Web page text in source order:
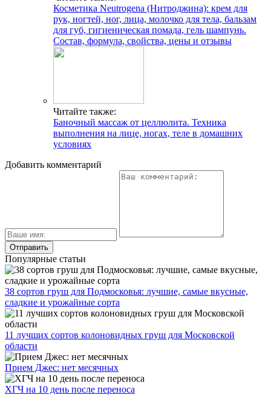
Косметика Neutrogena (Нитроджина): крем для
рук, ногтей, ног, лица, молочко для тела, бальзам
для губ, гигиеническая помада, гель шампунь.
Состав, формула, свойства, цены и отзывы
Читайте также:
Баночный массаж от целлюлита. Техника
выполнения на лице, ногах, теле в домашних
условиях
Добавить комментарий
Популярные статьи
38 сортов груш для Подмосковья: лучшие, самые вкусные,
сладкие и урожайные сорта
11 лучших сортов колоновидных груш для Московской
области
Прием Джес: нет месячных
ХГЧ на 10 день после переноса